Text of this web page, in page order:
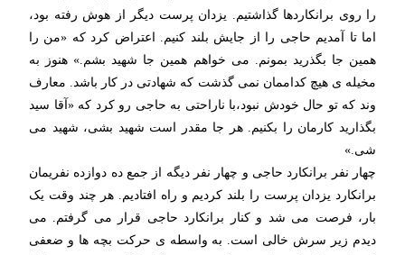
را روی برانکاردها گذاشتیم. یزدان پرست دیگر از هوش رفته بود،
اما تا آمدیم حاجی را از جایش بلند کنیم. اعتراض کرد که «من را
همین جا بگذرید بمونم. می خواهم همین جا شهید بشم.» هنوز به
مخیله ی هیچ کداممان نمی گذشت که شهادتی در کار باشد. معارف
وند که تو حال خودش نبود،با ناراحتی به حاجی رو کرد که «آقا سید
بگذارید کارمان را بکنیم. هر جا مقدر است شهید بشی، شهید می
شی.»
چهار نفر برانکارد حاجی و چهار نفر دیگه از جمع ده دوازده نفریمان
برانکارد یزدان پرست را بلند کردیم و راه افتادیم. هر چند وقت یک
بار، فرصت می شد و کنار برانکارد حاجی قرار می گرفتم. می
دیدم زیر سرش خالی است. به واسطه ی حرکت بچه ها و ضعفی